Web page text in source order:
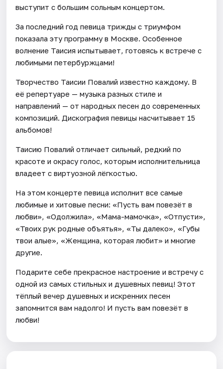
выступит с большим сольным концертом.
За последний год певица трижды с триумфом
показала эту программу в Москве. Особенное
волнение Таисия испытывает, готовясь к встрече с
любимыми петербуржцами!
Творчество Таисии Повалий известно каждому. В
её репертуаре — музыка разных стиле и
направлений — от народных песен до современных
композиций. Дискография певицы насчитывает 15
альбомов!
Таисию Повалий отличает сильный, редкий по
красоте и окрасу голос, которым исполнительница
владеет с виртуозной лёгкостью.
На этом концерте певица исполнит все самые
любимые и хитовые песни: «Пусть вам повезёт в
любви», «Одолжила», «Мама-мамочка», «Отпусти»,
«Твоих рук родные объятья», «Ты далеко», «Губы
твои алые», «Женщина, которая любит» и многие
другие.
Подарите себе прекрасное настроение и встречу с
одной из самых стильных и душевных певиц! Этот
тёплый вечер душевных и искренних песен
запомнится вам надолго! И пусть вам повезёт в
любви!